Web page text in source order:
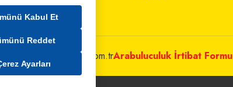
Ev & Yaşam
Arabuluculuk İrtibat Formu
Kabul Et
Reddet
Ayarları